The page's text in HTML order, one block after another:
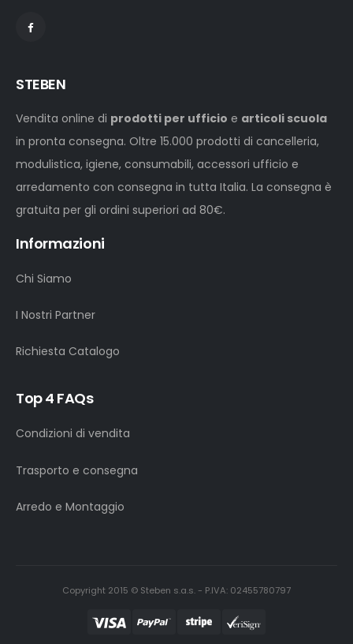
STEBEN
Vendita online di prodotti per ufficio e articoli scuola
in pronta consegna. Oltre 15.000 prodotti di cancelleria,
modulistica, igiene, consumabili, accessori ufficio e
arredamento con consegna in tutta Italia. La consegna è
gratuita per gli ordini superiori ad 80€.
Informazioni
Chi Siamo
I Nostri Partner
Richiesta Catalogo
Top 4 FAQs
Condizioni di vendita
Trasporto e consegna
Arredo e Montaggio
Copyright 2015 © Steben s.a.s. - P.IVA: 02455780797